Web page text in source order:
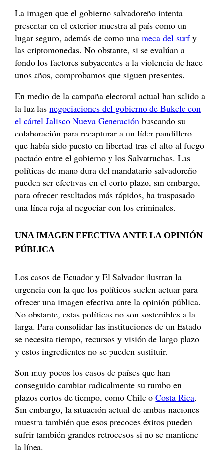
La imagen que el gobierno salvadoreño intenta
presentar en el exterior muestra al país como un
lugar seguro, además de como unameca del surfy
las criptomonedas. No obstante, si se evalúan a
fondo los factores subyacentes a la violencia de hace
unos años, comprobamos que siguen presentes.
En medio de la campaña electoral actual han salido a
la luz lasnegociaciones del gobierno de Bukele con
el cártel Jalisco Nueva Generación buscando su
colaboración para recapturar a un líder pandillero
que había sido puesto en libertad tras el alto al fuego
pactado entre el gobierno y los Salvatruchas. Las
políticas de mano dura del mandatario salvadoreño
pueden ser efectivas en el corto plazo, sin embargo,
para ofrecer resultados más rápidos, ha traspasado
una línea roja al negociar con los criminales.
UNA IMAGEN EFECTIVA ANTE LA OPINIÓN
PÚBLICA
Los casos de Ecuador y El Salvador ilustran la
urgencia con la que los políticos suelen actuar para
ofrecer una imagen efectiva ante la opinión pública.
No obstante, estas políticas no son sostenibles a la
larga. Para consolidar las instituciones de un Estado
se necesita tiempo, recursos y visión de largo plazo
y estos ingredientes no se pueden sustituir.
Son muy pocos los casos de países que han
conseguido cambiar radicalmente su rumbo en
plazos cortos de tiempo, como Chile oCosta Rica.
Sin embargo, la situación actual de ambas naciones
muestra también que esos precoces éxitos pueden
sufrir también grandes retrocesos si no se mantiene
la línea.